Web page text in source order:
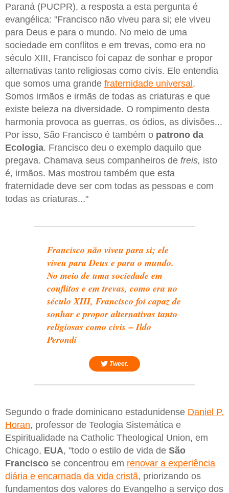
Paraná (PUCPR), a resposta a esta pergunta é
evangélica: "Francisco não viveu para si; ele viveu
para Deus e para o mundo. No meio de uma
sociedade em conflitos e em trevas, como era no
século XIII, Francisco foi capaz de sonhar e propor
alternativas tanto religiosas como civis. Ele entendia
que somos uma grande fraternidade universal .
Somos irmãos e irmãs de todas as criaturas e que
existe beleza na diversidade. O rompimento desta
harmonia provoca as guerras, os ódios, as divisões...
Por isso, São Francisco é também o patrono da
Ecologia. Francisco deu o exemplo daquilo que
pregava. Chamava seus companheiros de freis, isto
é, irmãos. Mas mostrou também que esta
fraternidade deve ser com todas as pessoas e com
todas as criaturas..."
Francisco não viveu para si; ele
viveu para Deus e para o mundo.
No meio de uma sociedade em
conflitos e em trevas, como era no
século XIII, Francisco foi capaz de
sonhar e propor alternativas tanto
religiosas como civis – Ildo
Perondi
Tweet.
Segundo o frade dominicano estadunidense Daniel P.
Horan, professor de Teologia Sistemática e
Espiritualidade na Catholic Theological Union, em
Chicago, EUA, "todo o estilo de vida de São
Francisco se concentrou em renovar a experiência
diária e encarnada da vida cristã, priorizando os
fundamentos dos valores do Evangelho a serviço dos